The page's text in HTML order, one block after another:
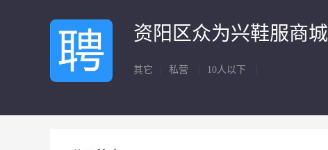
资阳区众为兴鞋服商城
其它 私营 10人以下